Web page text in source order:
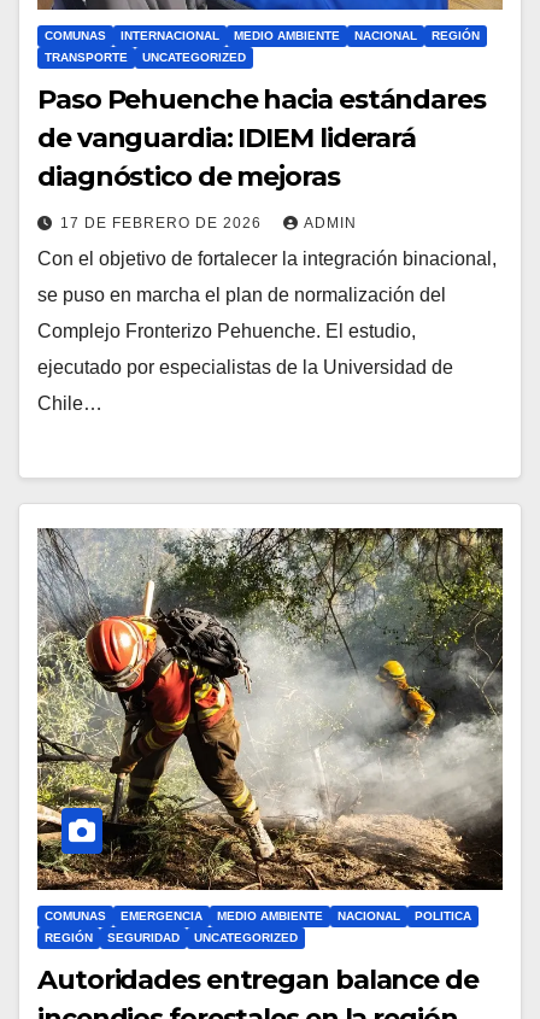
COMUNAS INTERNACIONAL MEDIO AMBIENTE NACIONAL
REGIÓN
TRANSPORTE
UNCATEGORIZED
Paso Pehuenche hacia estándares
de vanguardia: IDIEM liderará
diagnóstico de mejoras
17 DE FEBRERO DE 2026 ADMIN
Con el objetivo de fortalecer la integración binacional,
se puso en marcha el plan de normalización del
Complejo Fronterizo Pehuenche. El estudio,
ejecutado por especialistas de la Universidad de
Chile…
COMUNAS EMERGENCIA MEDIO AMBIENTE NACIONAL
POLITICA
REGIÓN
SEGURIDAD UNCATEGORIZED
Autoridades entregan balance de